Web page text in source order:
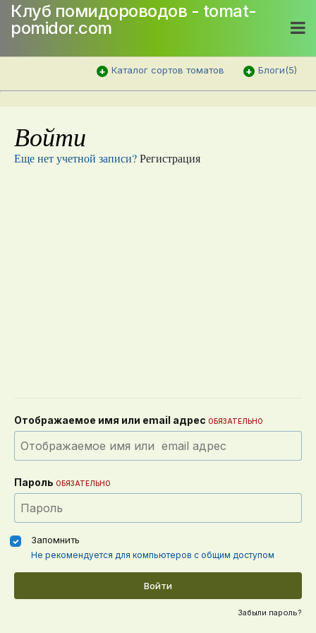
Клуб помидороводов - tomat-
pomidor.com
Каталог сортов томатов Блоги(5)
Войти
Еще нет учетной записи?Регистрация
Отображаемое имя или email адрес ОБЯЗАТЕЛЬНО
Пароль ОБЯЗАТЕЛЬНО
Запомнить
Не рекомендуется для компьютеров с общим доступом
Войти
Забыли пароль?